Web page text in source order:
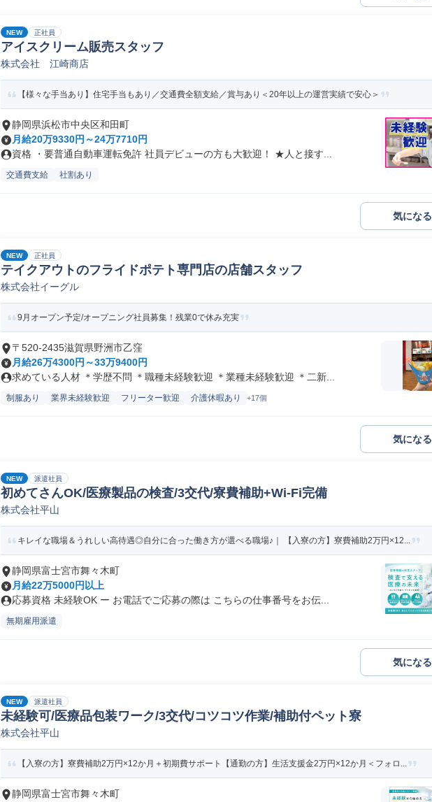
NEW 正社員
アイスクリーム販売スタッフ
株式会社 江崎商店
【様々な手当あり】住宅手当もあり／交通費全額支給／賞与あり＜20年以上の運営実績で安心＞
静岡県浜松市中央区和田町
月給20万9330円～24万7710円
資格 ・要普通自動車運転免許 社員デビューの方も大歓迎！ ★人と接す...
交通費支給 社割あり
気になる
NEW 正社員
テイクアウトのフライドポテト専門店の店舗スタッフ
株式会社イーグル
9月オープン予定/オープニング社員募集！残業0で休み充実
〒520-2435滋賀県野洲市乙窪
月給26万4300円～33万9400円
求めている人材 ＊学歴不問 ＊職種未経験歓迎 ＊業種未経験歓迎 ＊二新...
制服あり 業界未経験歓迎 フリーター歓迎 介護休暇あり +17個
気になる
NEW 派遣社員
初めてさんOK/医療製品の検査/3交代/寮費補助+Wi-Fi完備
株式会社平山
キレイな職場＆うれしい高待遇◎自分に合った働き方が選べる職場♪｜ 【入寮の方】寮費補助2万円×12...
静岡県富士宮市舞々木町
月給22万5000円以上
応募資格 未経験OK ー お電話でご応募の際は こちらの仕事番号をお伝...
無期雇用派遣
気になる
NEW 派遣社員
未経験可/医療品包装ワーク/3交代/コツコツ作業/補助付ペット寮
株式会社平山
【入寮の方】寮費補助2万円×12か月＋初期費サポート【通勤の方】生活支援金2万円×12か月＜フォロ...
静岡県富士宮市舞々木町